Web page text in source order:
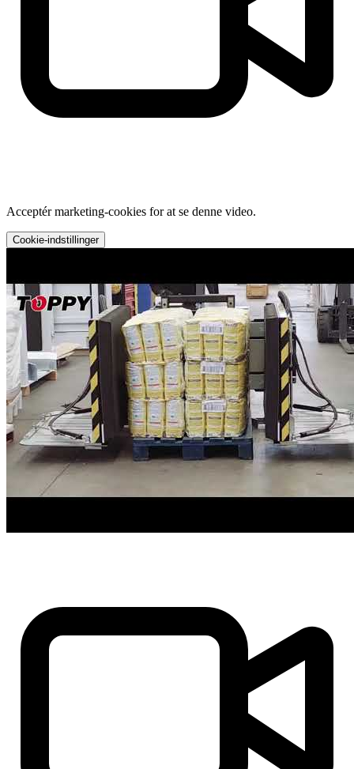
Acceptér marketing-cookies for at se denne video.
Cookie-indstillinger